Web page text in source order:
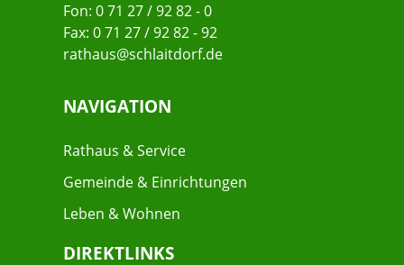
Fon: 0 71 27 / 92 82 - 0
Fax: 0 71 27 / 92 82 - 92
rathaus@schlaitdorf.de
NAVIGATION
Rathaus & Service
Gemeinde & Einrichtungen
Leben & Wohnen
DIREKTLINKS